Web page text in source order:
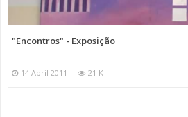
"Encontros" - Exposição
14 Abril 2011 21 K